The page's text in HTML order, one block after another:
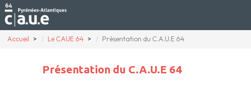
Accueil Le CAUE 64 Présentation du C.A.U.E 64
Présentation du C.A.U.E 64